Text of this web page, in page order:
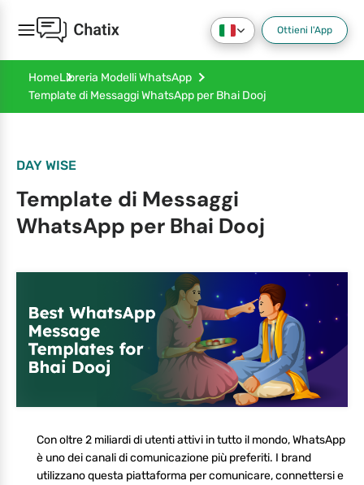
Ottieni l'App
HomeLibreria Modelli WhatsApp
Template di Messaggi WhatsApp per Bhai Dooj
DAY WISE
Template di Messaggi
WhatsApp per Bhai Dooj
Con oltre 2 miliardi di utenti attivi in tutto il mondo, WhatsApp
è uno dei canali di comunicazione più preferiti. I brand
utilizzano questa piattaforma per comunicare, connettersi e